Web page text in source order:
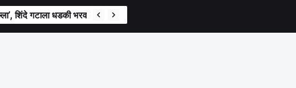
शिंदे गटाला धडकी भरवणारी सर्वाेच्च न्यायालयाची टिप्पणी